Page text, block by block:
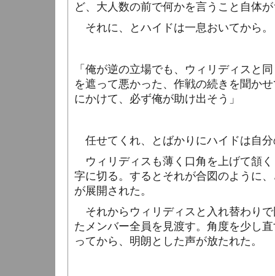
ど、大人数の前で何かを言うこと自体
それに、とハイドは一息おいてから。
「俺が逆の立場でも、ウィリディスと
を遮って悪かった、作戦の続きを聞か
にかけて、必ず俺が助け出そう」
任せてくれ、とばかりにハイドは自
ウィリディスも薄く口角を上げて頷
字に切る。するとそれが合図のように
が展開された。
それからウィリディスと入れ替わり
たメンバー全員を見渡す。角度を少し
ってから、明朗とした声が放たれた。